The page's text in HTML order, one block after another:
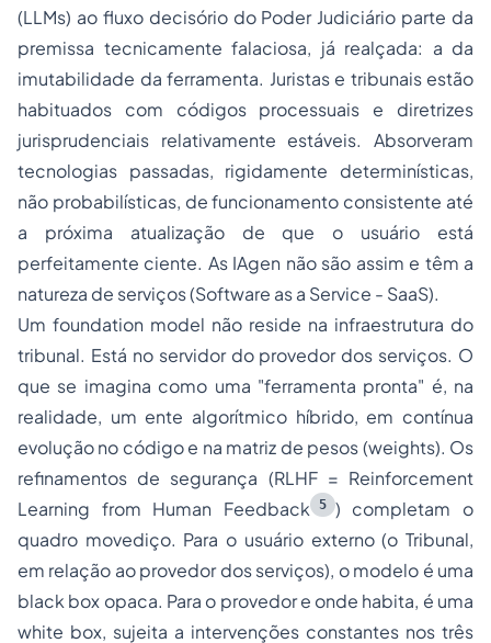
(LLMs) ao fluxo decisório do Poder Judiciário parte da
premissa tecnicamente falaciosa, já realçada: a da
imutabilidade da ferramenta. Juristas e tribunais estão
habituados com códigos processuais e diretrizes
jurisprudenciais relativamente estáveis. Absorveram
tecnologias passadas, rigidamente determinísticas,
não probabilísticas, de funcionamento consistente até
a próxima atualização de que o usuário está
perfeitamente ciente. As IAgen não são assim e têm a
natureza de serviços (Software as a Service - SaaS).
Um foundation model não reside na infraestrutura do
tribunal. Está no servidor do provedor dos serviços. O
que se imagina como uma "ferramenta pronta" é, na
realidade, um ente algorítmico híbrido, em contínua
evolução no código e na matriz de pesos (weights). Os
refinamentos de segurança (RLHF = Reinforcement
Learning from Human Feedback 5 ) completam o
quadro movediço. Para o usuário externo (o Tribunal,
em relação ao provedor dos serviços), o modelo é uma
black box opaca. Para o provedor e onde habita, é uma
white box, sujeita a intervenções constantes nos três